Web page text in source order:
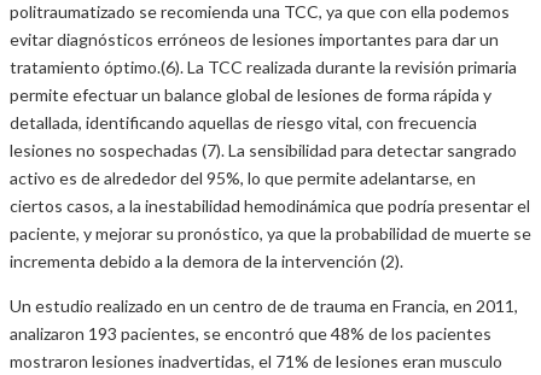
politraumatizado se recomienda una TCC, ya que con ella podemos
evitar diagnósticos erróneos de lesiones importantes para dar un
tratamiento óptimo.(6). La TCC realizada durante la revisión primaria
permite efectuar un balance global de lesiones de forma rápida y
detallada, identificando aquellas de riesgo vital, con frecuencia
lesiones no sospechadas (7). La sensibilidad para detectar sangrado
activo es de alrededor del 95%, lo que permite adelantarse, en
ciertos casos, a la inestabilidad hemodinámica que podría presentar el
paciente, y mejorar su pronóstico, ya que la probabilidad de muerte se
incrementa debido a la demora de la intervención (2).
Un estudio realizado en un centro de de trauma en Francia, en 2011,
analizaron 193 pacientes, se encontró que 48% de los pacientes
mostraron lesiones inadvertidas, el 71% de lesiones eran musculo